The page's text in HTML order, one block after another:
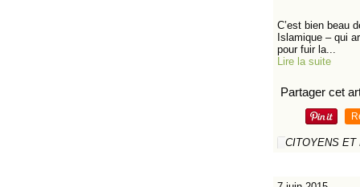
C’est bien beau
Islamique – qui
pour fuir la...
Lire la suite
Partager cet
CITOYENS ET